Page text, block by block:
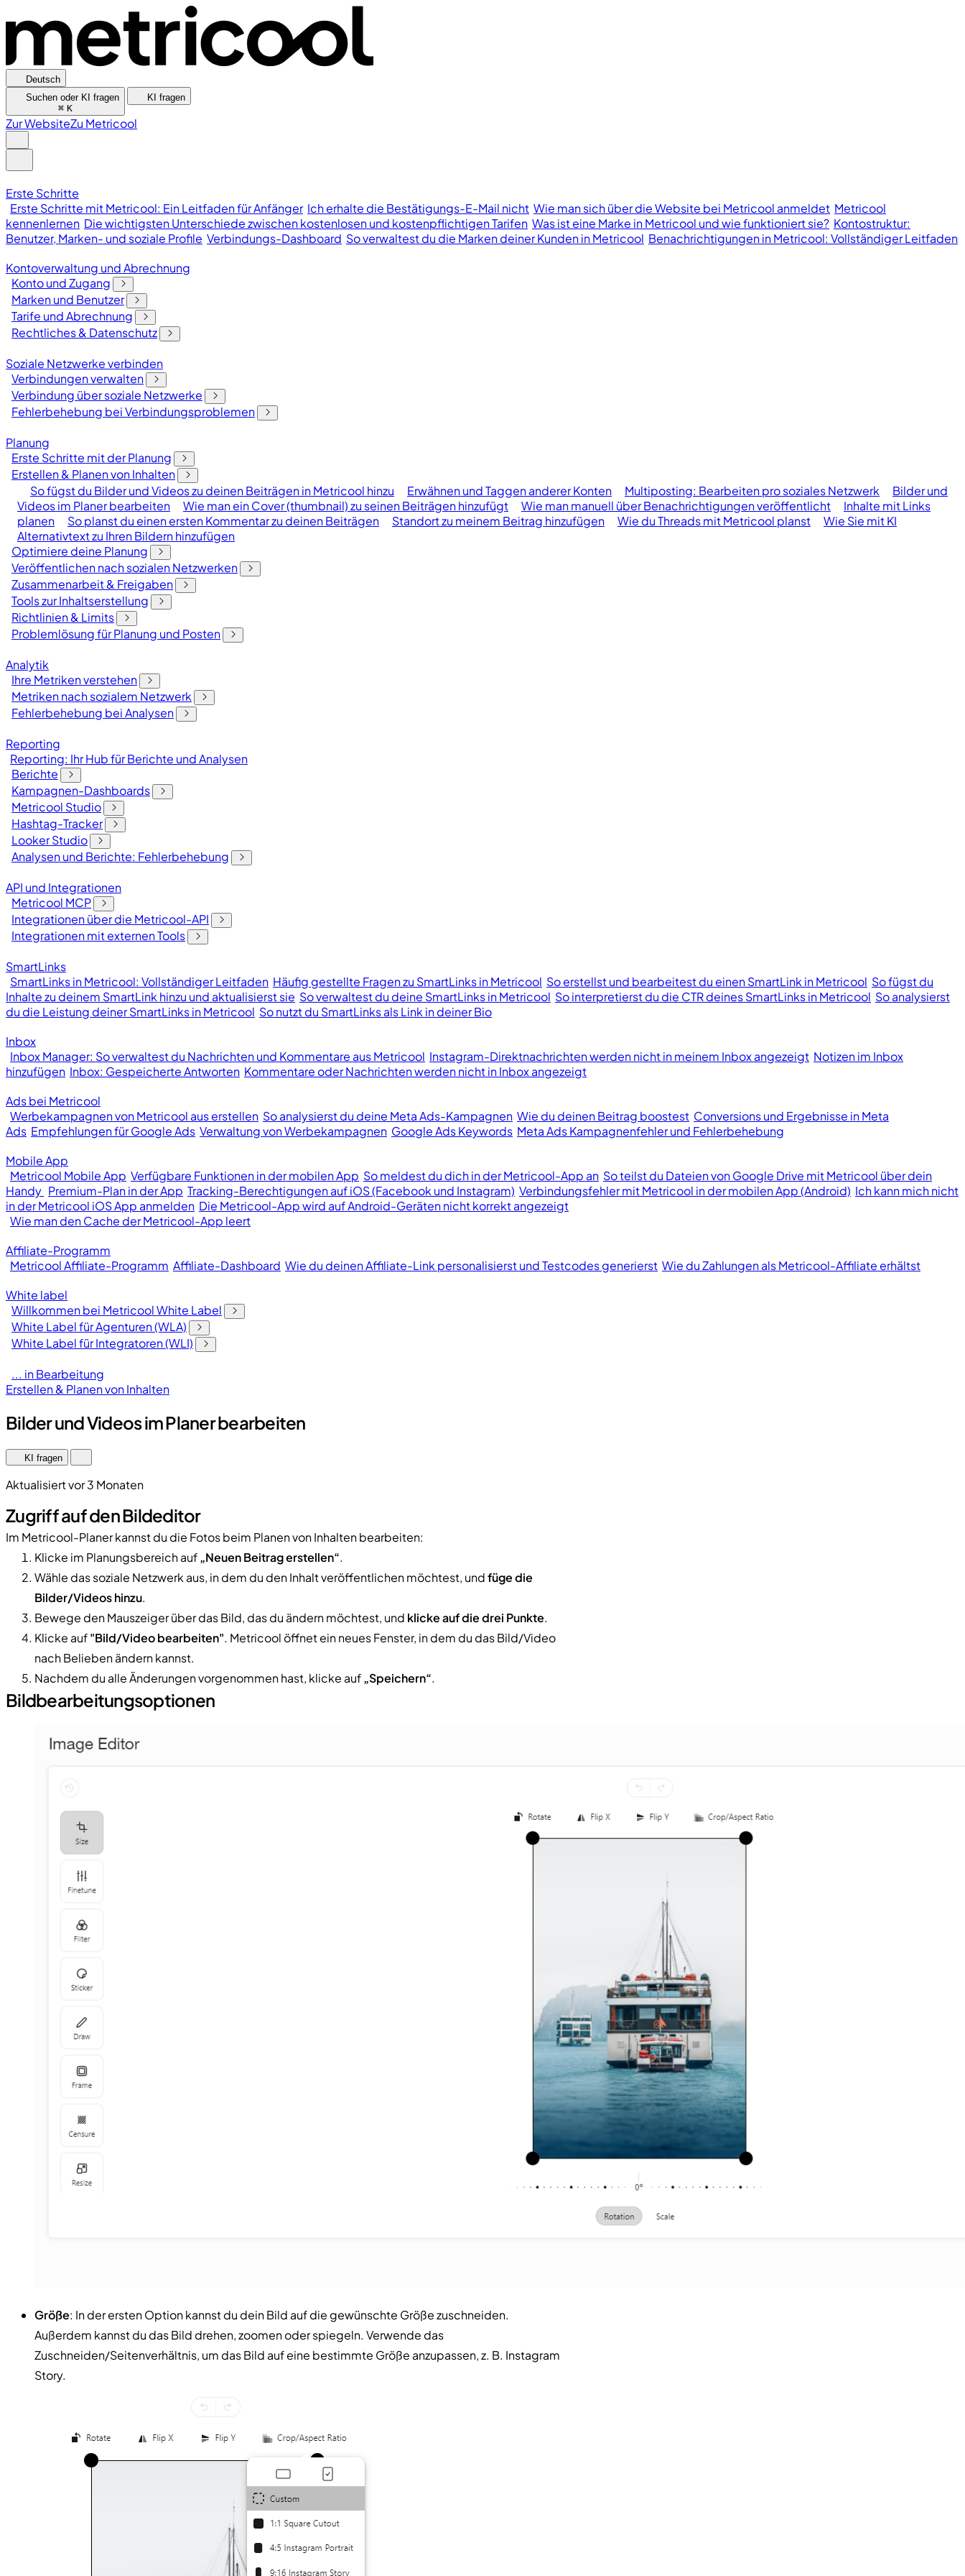
Deutsch
Suchen oder KI fragen
⌘ K
KI fragen
Zur WebsiteZu Metricool
Erste Schritte
Erste Schritte mit Metricool: Ein Leitfaden für Anfänger Ich erhalte die Bestätigungs-E-Mail nicht Wie man sich über die Website bei Metricool anmeldet Metricool
kennenlernen Die wichtigsten Unterschiede zwischen kostenlosen und kostenpflichtigen Tarifen Was ist eine Marke in Metricool und wie funktioniert sie? Kontostruktur:
Benutzer, Marken- und soziale Profile Verbindungs-Dashboard So verwaltest du die Marken deiner Kunden in Metricool Benachrichtigungen in Metricool: Vollständiger Leitfaden
Kontoverwaltung und Abrechnung
Konto und Zugang
Marken und Benutzer
Tarife und Abrechnung
Rechtliches & Datenschutz
Soziale Netzwerke verbinden
Verbindungen verwalten
Verbindung über soziale Netzwerke
Fehlerbehebung bei Verbindungsproblemen
Planung
Erste Schritte mit der Planung
Erstellen & Planen von Inhalten
So fügst du Bilder und Videos zu deinen Beiträgen in Metricool hinzu
Erwähnen und Taggen anderer Konten Multiposting: Bearbeiten pro soziales Netzwerk
Bilder und
Videos im Planer bearbeiten
Wie man ein Cover (thumbnail) zu seinen Beiträgen hinzufügt Wie man manuell über Benachrichtigungen veröffentlicht
Inhalte mit Links
planen
So planst du einen ersten Kommentar zu deinen Beiträgen Standort zu meinem Beitrag hinzufügen Wie du Threads mit Metricool planst
Wie Sie mit KI
Alternativtext zu Ihren Bildern hinzufügen
Optimiere deine Planung
Veröffentlichen nach sozialen Netzwerken
Zusammenarbeit & Freigaben
Tools zur Inhaltserstellung
Richtlinien & Limits
Problemlösung für Planung und Posten
Analytik
Ihre Metriken verstehen
Metriken nach sozialem Netzwerk
Fehlerbehebung bei Analysen
Reporting
Reporting: Ihr Hub für Berichte und Analysen
Berichte
Kampagnen-Dashboards
Metricool Studio
Hashtag-Tracker
Looker Studio
Analysen und Berichte: Fehlerbehebung
API und Integrationen
Metricool MCP
Integrationen über die Metricool-API
Integrationen mit externen Tools
SmartLinks
SmartLinks in Metricool: Vollständiger Leitfaden Häufig gestellte Fragen zu SmartLinks in Metricool So erstellst und bearbeitest du einen SmartLink in Metricool So fügst du
Inhalte zu deinem SmartLink hinzu und aktualisierst sie So verwaltest du deine SmartLinks in Metricool So interpretierst du die CTR deines SmartLinks in Metricool So analysierst
du die Leistung deiner SmartLinks in Metricool So nutzt du SmartLinks als Link in deiner Bio
Inbox
Inbox Manager: So verwaltest du Nachrichten und Kommentare aus Metricool Instagram-Direktnachrichten werden nicht in meinem Inbox angezeigt Notizen im Inbox
hinzufügen Inbox: Gespeicherte Antworten Kommentare oder Nachrichten werden nicht in Inbox angezeigt
Ads bei Metricool
Werbekampagnen von Metricool aus erstellen So analysierst du deine Meta Ads-Kampagnen Wie du deinen Beitrag boostest Conversions und Ergebnisse in Meta
Ads Empfehlungen für Google Ads Verwaltung von Werbekampagnen Google Ads Keywords Meta Ads Kampagnenfehler und Fehlerbehebung
Mobile App
Metricool Mobile App Verfügbare Funktionen in der mobilen App So meldest du dich in der Metricool-App an So teilst du Dateien von Google Drive mit Metricool über dein
Handy Premium-Plan in der App Tracking-Berechtigungen auf iOS (Facebook und Instagram) Verbindungsfehler mit Metricool in der mobilen App (Android) Ich kann mich nicht
in der Metricool iOS App anmelden Die Metricool-App wird auf Android-Geräten nicht korrekt angezeigt
Wie man den Cache der Metricool-App leert
Affiliate-Programm
Metricool Affiliate-Programm Affiliate-Dashboard Wie du deinen Affiliate-Link personalisierst und Testcodes generierst Wie du Zahlungen als Metricool-Affiliate erhältst
White label
Willkommen bei Metricool White Label
White Label für Agenturen (WLA)
White Label für Integratoren (WLI)
... in Bearbeitung
Erstellen & Planen von Inhalten
Bilder und Videos im Planer bearbeiten
KI fragen
Aktualisiert vor 3 Monaten
Zugriff auf den Bildeditor
Im Metricool-Planer kannst du die Fotos beim Planen von Inhalten bearbeiten:
Klicke im Planungsbereich auf„Neuen Beitrag erstellen“.
Wähle das soziale Netzwerk aus, in dem du den Inhalt veröffentlichen möchtest, undfüge die
Bilder/Videos hinzu.
Bewege den Mauszeiger über das Bild, das du ändern möchtest, und klicke auf die drei Punkte.
Klicke auf"Bild/Video bearbeiten". Metricool öffnet ein neues Fenster, in dem du das Bild/Video
nach Belieben ändern kannst.
Nachdem du alle Änderungen vorgenommen hast, klicke auf„Speichern“.
Bildbearbeitungsoptionen
Größe: In der ersten Option kannst du dein Bild auf die gewünschte Größe zuschneiden.
Außerdem kannst du das Bild drehen, zoomen oder spiegeln. Verwende das
Zuschneiden/Seitenverhältnis, um das Bild auf eine bestimmte Größe anzupassen, z. B. Instagram
Story.